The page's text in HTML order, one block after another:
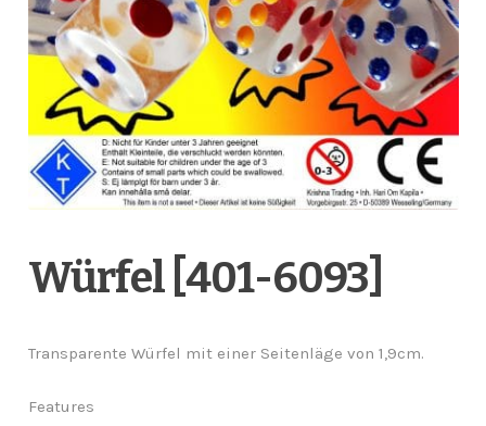
Würfel [401-6093]
Transparente Würfel mit einer Seitenläge von 1,9cm.
Features